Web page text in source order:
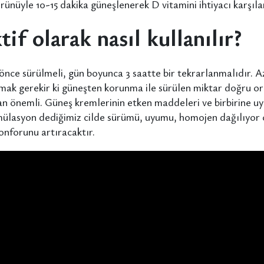
10-15 dakika güneşlenerek D vitamini ihtiyacı
olarak nasıl kullanılır?
sürülmeli, gün boyunca 3 saatte bir tekrarlanmalıdır.
gerekir ki güneşten korunma ile sürülen miktar doğru
önemli. Güneş kremlerinin etken maddeleri ve birbirine
dediğimiz cilde sürümü, uyumu, homojen dağılıyor
artıracaktır.